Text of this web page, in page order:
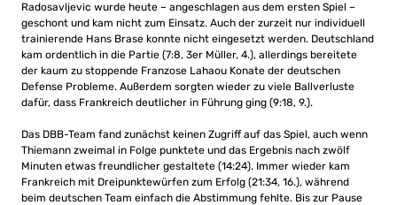
Radosavljevic wurde heute – angeschlagen aus dem ersten Spiel –
geschont und kam nicht zum Einsatz. Auch der zurzeit nur individuell
trainierende Hans Brase konnte nicht eingesetzt werden. Deutschland
kam ordentlich in die Partie (7:8, 3er Müller, 4.), allerdings bereitete
der kaum zu stoppende Franzose Lahaou Konate der deutschen
Defense Probleme. Außerdem sorgten wieder zu viele Ballverluste
dafür, dass Frankreich deutlicher in Führung ging (9:18, 9.).
Das DBB-Team fand zunächst keinen Zugriff auf das Spiel, auch wenn
Thiemann zweimal in Folge punktete und das Ergebnis nach zwölf
Minuten etwas freundlicher gestaltete (14:24). Immer wieder kam
Frankreich mit Dreipunktewürfen zum Erfolg (21:34, 16.), während
beim deutschen Team einfach die Abstimmung fehlte. Bis zur Pause